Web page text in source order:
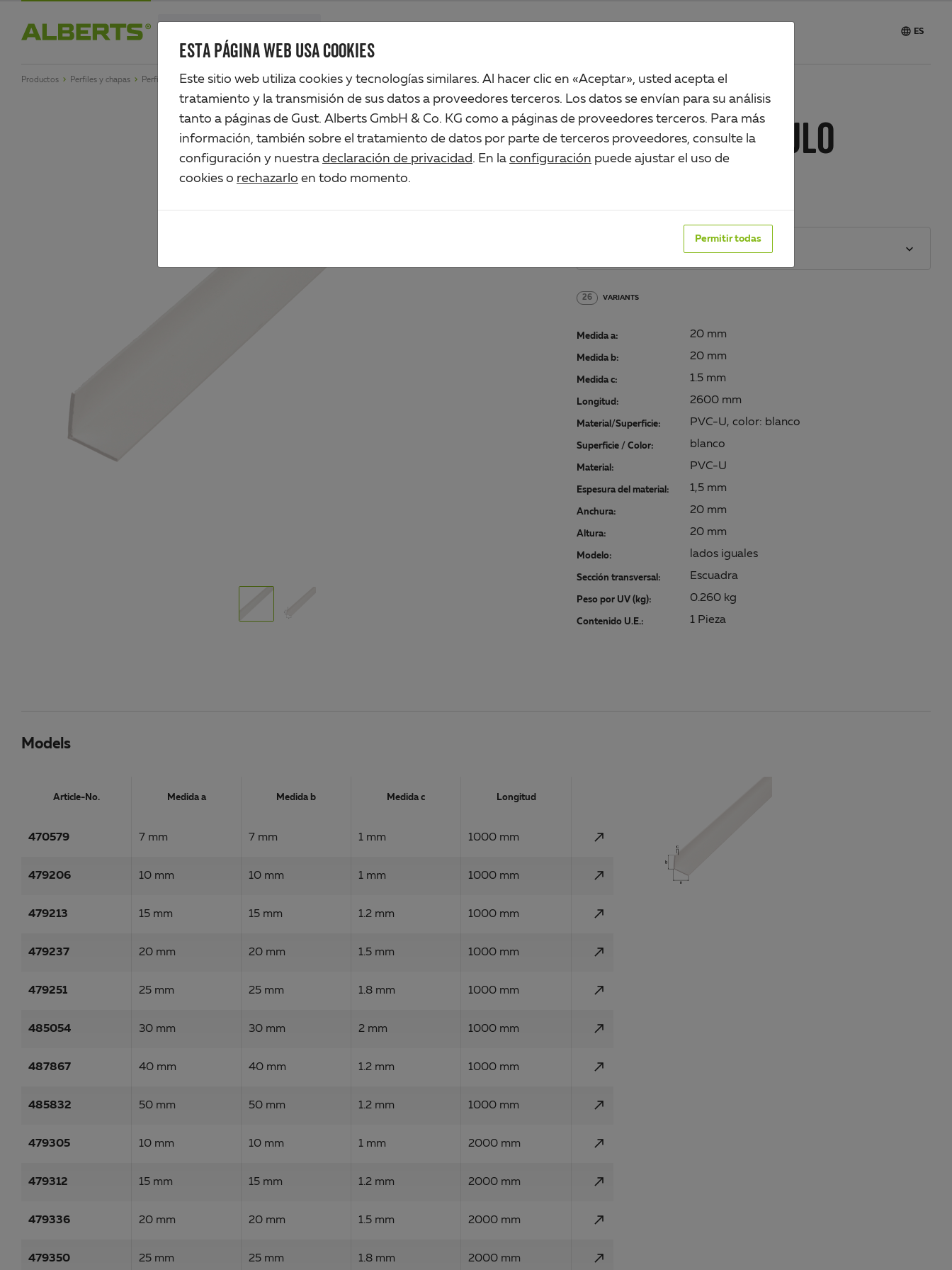
ESTA PÁGINA WEB USA COOKIES
Este sitio web utiliza cookies y tecnologías similares. Al hacer clic en «Aceptar», usted acepta el
tratamiento y la transmisión de sus datos a proveedores terceros. Los datos se envían para su análisis
tanto a páginas de Gust. Alberts GmbH & Co. KG como a páginas de proveedores terceros. Para más
información, también sobre el tratamiento de datos por parte de terceros proveedores, consulte la
configuración y nuestra declaración de privacidad. En la configuración puede ajustar el uso de
cookies o rechazarlo en todo momento.
Permitir todas
 ES
Productos Perfiles y chapas Perfiles de plástico Perfil en ángulo
PERFIL EN ÁNGULO
Material/Superficie:
PVC-U, color: blanco
26 VARIANTS
Medida a: 20 mm
Medida b: 20 mm
Medida c: 1.5 mm
Longitud: 2600 mm
Material/Superficie: PVC-U, color: blanco
Superficie / Color: blanco
Material: PVC-U
Espesura del material: 1,5 mm
Anchura: 20 mm
Altura: 20 mm
Modelo: lados iguales
Sección transversal: Escuadra
Peso por UV (kg): 0.260 kg
Contenido U.E.: 1 Pieza
Models
Article-No. Medida a Medida b Medida c Longitud
470579 7 mm 7 mm 1 mm 1000 mm call_made
479206 10 mm 10 mm 1 mm 1000 mm call_made
479213 15 mm 15 mm 1.2 mm 1000 mm call_made
479237 20 mm 20 mm 1.5 mm 1000 mm call_made
479251 25 mm 25 mm 1.8 mm 1000 mm call_made
485054 30 mm 30 mm 2 mm 1000 mm call_made
487867 40 mm 40 mm 1.2 mm 1000 mm call_made
485832 50 mm 50 mm 1.2 mm 1000 mm call_made
479305 10 mm 10 mm 1 mm 2000 mm call_made
479312 15 mm 15 mm 1.2 mm 2000 mm call_made
479336 20 mm 20 mm 1.5 mm 2000 mm call_made
479350 25 mm 25 mm 1.8 mm 2000 mm call_made